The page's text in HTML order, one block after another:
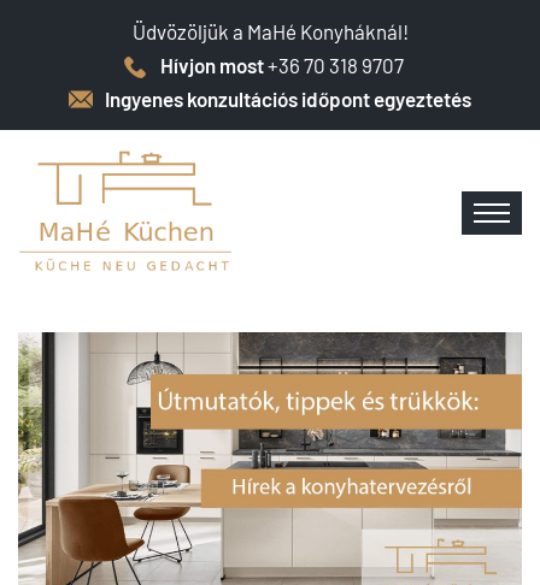
Üdvözöljük a MaHé Konyháknál!
Hívjon most+36 70 318 9707
Ingyenes konzultációs időpont egyeztetés